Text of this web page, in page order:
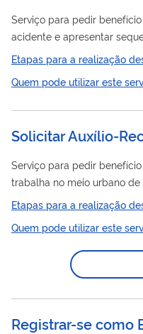
Serviço para pedir
acidente e apresentar
capacidade para o
perícia médica do INSS. A pessoa que recebe esse benefício
pode continuar trabalhando. Este pedido é iniciado
Etapas para a realização
Quem pode utilizar este
Solicitar Auxílio-
Serviço para pedir
trabalha no meio urbano de baixa
de atividade urbana reconhecida pelo
regime fechado ou em
17/01/2019); a média das suas contribuições nos 12 meses,
antes de ser preso, esteja
Etapas para a realização
Quem pode utilizar este
Registrar-se como